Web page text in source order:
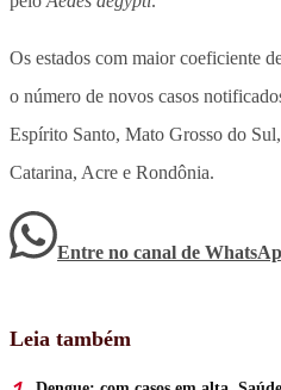
Os estados com maior coeficiente
o número de novos casos
Espírito Santo, Mato Grosso do
Catarina, Acre e Rondônia.
Entre no canal de
Leia também